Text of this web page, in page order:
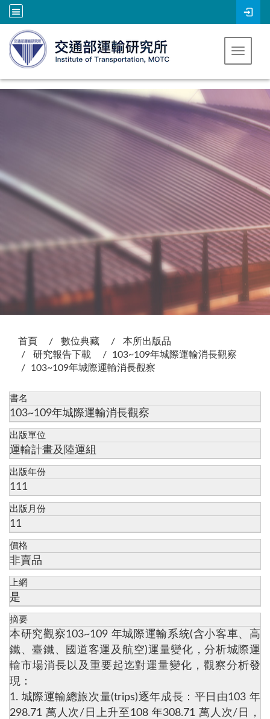
跳到主要內容
Toggle
首頁 數位典藏
本所出版品
研究報告下載
103~109年城際運輸消長觀察
103~109年城際運輸消長觀察
書名
103~109年城際運輸消長觀察
出版單位
運輸計畫及陸運組
出版年份
111
出版月份
11
價格
非賣品
上網
是
摘要
本研究觀察103~109 年城際運輸系統(含小客車、高
鐵、臺鐵、國道客運及航空)運量變化，分析城際運
輸市場消長以及重要起迄對運量變化，觀察分析發
現：
1. 城際運輸總旅次量(trips)逐年成長：平日由103 年
298.71 萬人次/日上升至108 年308.71 萬人次/日，